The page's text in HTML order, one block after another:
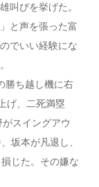
叫びを挙げた。
と声を張った富
でいい経験にな
勝ち越し機に右
げ、二死満塁
スイングアウ
坂本が凡退し、
じた。その嫌な